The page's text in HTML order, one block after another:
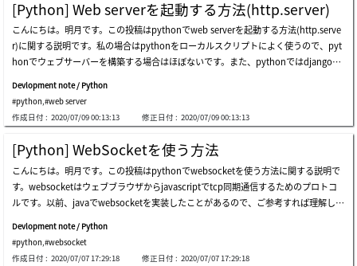
縮を解凍しなくても圧縮ファイルのデータを読み込まれます。結果は上のtext.txtフ
ァイルとtext1.txtファイルだけ読み込んでコンソール出力しました。結果は「hello
world!!」と「hello world string!!」の結果が出ました。pythonではzipfileモジュー
ルでzipファイル内でファイルを別に削除する機能がないです。解凍して、ファイル
を除いて再圧縮することですることしかないです。ここまでpythonでファイル圧
縮、解凍(zipfile)する方法に関する説明でした。ご不明なところや間違いところがあ
ればコ
使うプログラム言語です。でも、ウェブの流れは様々のユーザが接続するマルチスレ
ッド環境ですが、スクリプト言語のphp言語だけでコントロールが限界があるし様々
なcのdllを参照して使うことはオブジェクトポイントやリソースを扱うことも簡単で
はありません。その限界はapacheのcgiでpythonを運用してある程度に補完がされ
ます。私の場合、特にpythonは統計やグラフなどのライブラリがすごく多いのでよ
く使います。なので、phpの言語の限界を超えてプログラミングを実装する場合はあ
りません。apacheにphpを設定する方法は以前に説明したことがあるのでご参考を
お願します。link - [php] php 開発環境設定とeclipse(ide)の設定apacheのcgiではp
erlとpythonを使うことがあります。perlも良いプログラム言語ですが、少し古い言
語だし、コミュニティも以前より小さくなったので、最近はよく使わないかと思いも
あります。(perl開発者にはすみません。)そうならapacheのhttpd.confでcgiを設定
しなければならないです。apacheは基本的にcgiがperlで設定されているのでpython
を追加します。(参考にapacheが実行するpcにはpythonがインストールしなければ
ならないです。)そしてapacheフォルダに行ったらcgi-binフォルダにあるのでそこに
index.pyを作成します。上の例をみれば私がパラメータでdataとtestの値を出力す
[Python] Web serverを起動する方法(http.server)
こんにちは。明月です。この投稿はpythonでweb serverを起動する方法(http.serve
r)に関する説明です。私の場合はpythonをローカルスクリプトによく使うので、pyt
honでウェブサーバーを構築する場合はほぼないです。また、pythonではdjangoと
はいないと思います。個人的の考えですが、普通のデベロッパーならpythonだけ扱
う人はいないと思います。メインはjavaあるいはc#、phpを扱うことで足りない部分
(?)や開発の便利性のためpythonを使う人がほとんどなのでウェブサーバを作ること
はもっとないと思います。javaやc#の場合にpythonとともに使ってcomplex言語タ
イプで使うこともできますが、そんなことまで実装する方はいないと思います。php
の場合はスクリプトのウェブ言語なので言語の限界があるのでpythonと一緒に使う
ことがあると思います。でも、そのケースもpythonで独立的にhttp.serverでサーバ
ーを構築することよりapacheのcgiを利用することがsessionやcookie管理的にも楽
なのでhttp.serverは使いません。でも、よく使わないライブラリをなぜ紹介するこ
とではそれでも全然使うことではなく、すごく簡単に構築できるので簡単なことを構
築することでよいからです。私の場合はこのhttp.serverを使う時、業務する時に様々
Devlopment note / Python
#python,#web server
作成日付 : 2020/07/09 00:13:13 修正日付 : 2020/07/09 00:13:13
[Python] WebSocketを使う方法
こんにちは。明月です。この投稿はpythonでwebsocketを使う方法に関する説明で
す。websocketはウェブブラウザからjavascriptでtcp同期通信するためのプロトコ
ルです。以前、javaでwebsocketを実装したことがあるので、ご参考すれば理解しや
はweb環境で実装します。でもphpの場合はwebsocketを実装することができませ
ん。現在はそうです。後はどうか知りません。でも、phpの場合は言語特性のせいに
Devlopment note / Python
#python,#websocket
作成日付 : 2020/07/07 17:29:18 修正日付 : 2020/07/07 17:29:18